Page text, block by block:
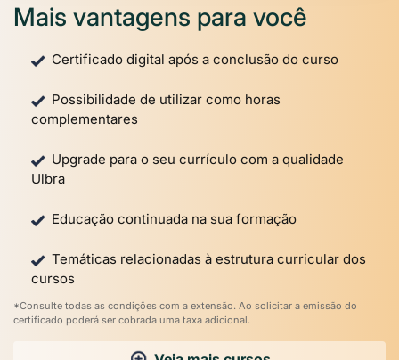
Mais vantagens para você
Certificado digital após a conclusão do curso
Possibilidade de utilizar como horas
complementares
Upgrade para o seu currículo com a qualidade
Ulbra
Educação continuada na sua formação
Temáticas relacionadas à estrutura curricular dos
cursos
*Consulte todas as condições com a extensão. Ao solicitar a emissão do
certificado poderá ser cobrada uma taxa adicional.